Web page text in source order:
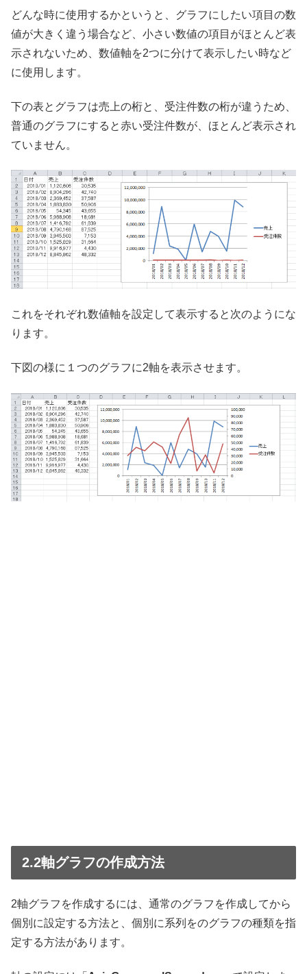
どんな時に使用するかというと、グラフにしたい項目の数
値が大きく違う場合など、小さい数値の項目がほとんど表
示されないため、数値軸を2つに分けて表示したい時など
に使用します。
下の表とグラフは売上の桁と、受注件数の桁が違うため、
普通のグラフにすると赤い受注件数が、ほとんど表示され
ていません。
これをそれぞれ数値軸を設定して表示すると次のようにな
ります。
下図の様に１つのグラフに2軸を表示させます。
2.2軸グラフの作成方法
2軸グラフを作成するには、通常のグラフを作成してから
個別に設定する方法と、個別に系列をのグラフの種類を指
定する方法があります。